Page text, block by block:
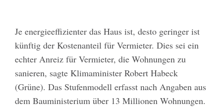
Je energieeffizienter das Haus ist, desto geringer ist
künftig der Kostenanteil für Vermieter. Dies sei ein
echter Anreiz für Vermieter, die Wohnungen zu
sanieren, sagte Klimaminister Robert Habeck
(Grüne). Das Stufenmodell erfasst nach Angaben aus
dem Bauministerium über 13 Millionen Wohnungen.